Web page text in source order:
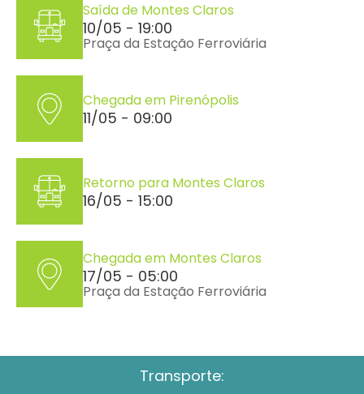
Saída de Montes Claros
10/05 - 19:00
Praça da Estação Ferroviária
Chegada em Pirenópolis
11/05 - 09:00
Retorno para Montes Claros
16/05 - 15:00
Chegada em Montes Claros
17/05 - 05:00
Praça da Estação Ferroviária
Transporte: